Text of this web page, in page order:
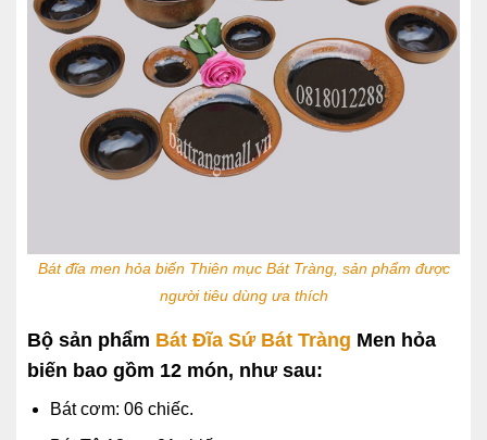
Bát đĩa men hỏa biến Thiên mục Bát Tràng, sản phẩm được
người tiêu dùng ưa thích
Bộ sản phẩm Bát Đĩa Sứ Bát Tràng Men hỏa
biến bao gồm 12 món, như sau:
Bát cơm: 06 chiếc.